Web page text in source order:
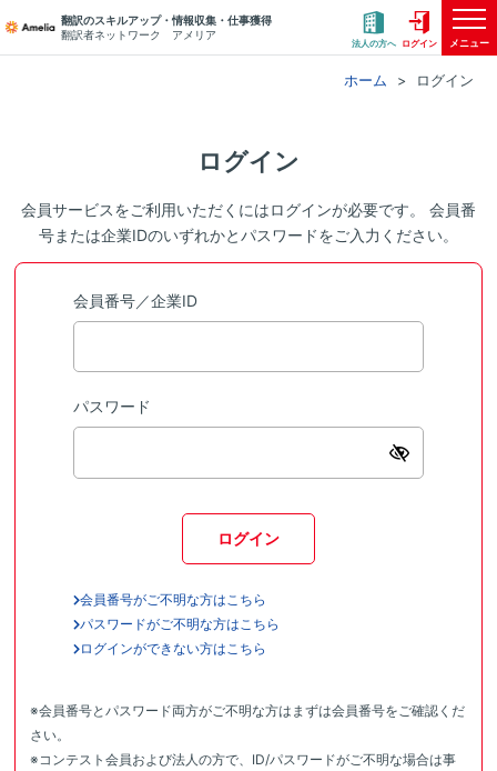
翻訳のスキルアップ・情報収集・仕事獲得
翻訳者ネットワーク アメリア
法人の方へ ログイン メニュー
ホーム ログイン
ログイン
会員サービスをご利用いただくにはログインが必要です。 会員番
号または企業IDのいずれかとパスワードをご入力ください。
会員番号／企業ID
パスワード
ログイン
会員番号がご不明な方はこちら
パスワードがご不明な方はこちら
ログインができない方はこちら
※会員番号とパスワード両方がご不明な方はまずは会員番号をご確認くだ
さい。
※コンテスト会員および法人の方で、ID/パスワードがご不明な場合は事